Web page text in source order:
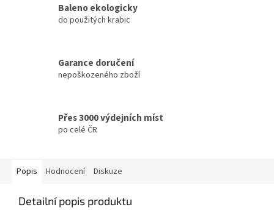
Baleno ekologicky
do použitých krabic
Garance doručení
nepoškozeného zboží
Přes 3000 výdejních míst
po celé ČR
Popis Hodnocení Diskuze
Detailní popis produktu